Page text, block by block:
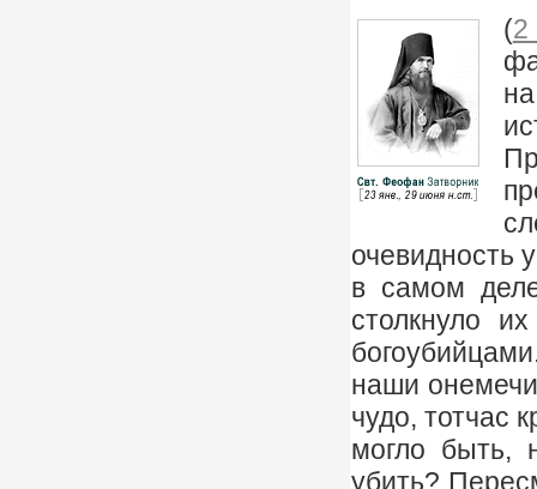
(
очевидность
в самом
столкнуло
наши
чудо, тотчас
могло быть,
убить?